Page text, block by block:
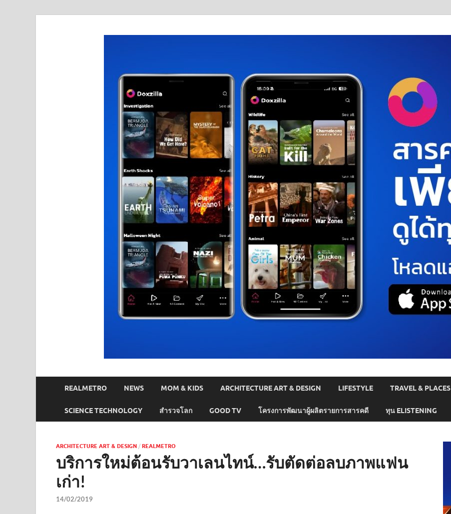
REALMETRO NEWS MOM & KIDS ARCHITECTURE ART & DESIGN LIFESTYLE TRAVEL & PLACES
SCIENCE TECHNOLOGY สำรวจโลก GOOD TV โครงการพัฒนาผู้ผลิตรายการสารคดี ทุน ELISTENING
ARCHITECTURE ART & DESIGN / REALMETRO
บริการใหม่ต้อนรับวาเลนไทน์…รับตัดต่อลบภาพแฟน
เก่า!
14/02/2019